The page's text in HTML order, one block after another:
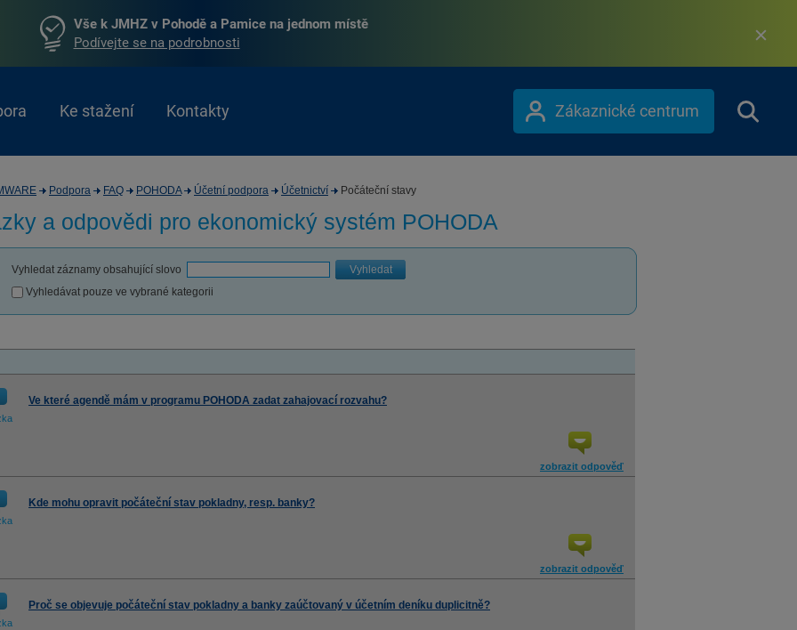
Vše k JMHZ v Pohodě a Pamice na jednom místě
Podívejte se na podrobnosti
Ke stažení Kontakty Zákaznické centrum
Podpora FAQ POHODA Účetní podpora Účetnictví Počáteční stavy
a odpovědi pro ekonomický systém POHODA
Vyhledat záznamy obsahující slovo
Vyhledat
Vyhledávat pouze ve vybrané kategorii
Ve které agendě mám v programu POHODA zadat zahajovací rozvahu?
zobrazit odpověď
Kde mohu opravit počáteční stav pokladny, resp. banky?
zobrazit odpověď
Proč se objevuje počáteční stav pokladny a banky zaúčtovaný v účetním deníku duplicitně?